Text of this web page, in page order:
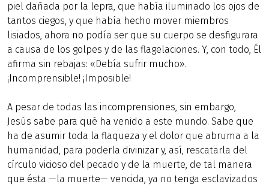
piel dañada por la lepra, que había iluminado los ojos de
tantos ciegos, y que había hecho mover miembros
lisiados, ahora no podía ser que su cuerpo se desfigurara
a causa de los golpes y de las flagelaciones. Y, con todo, Él
afirma sin rebajas: «Debía sufrir mucho».
¡Incomprensible! ¡Imposible!
A pesar de todas las incomprensiones, sin embargo,
Jesús sabe para qué ha venido a este mundo. Sabe que
ha de asumir toda la flaqueza y el dolor que abruma a la
humanidad, para poderla divinizar y, así, rescatarla del
círculo vicioso del pecado y de la muerte, de tal manera
que ésta —la muerte— vencida, ya no tenga esclavizados